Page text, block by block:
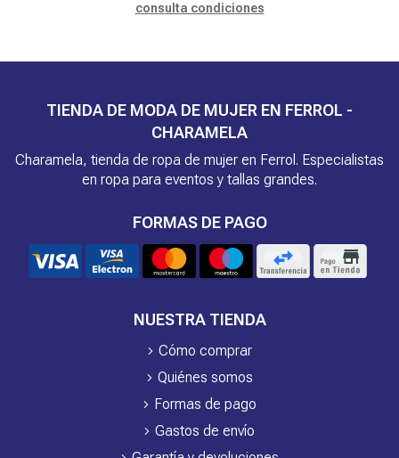
consulta condiciones
TIENDA DE MODA DE MUJER EN FERROL -
CHARAMELA
Charamela, tienda de ropa de mujer en Ferrol. Especialistas
en ropa para eventos y tallas grandes.
FORMAS DE PAGO
NUESTRA TIENDA
Cómo comprar
Quiénes somos
Formas de pago
Gastos de envío